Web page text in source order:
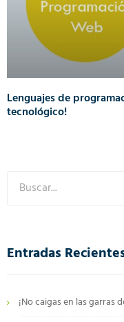
Lenguajes de
tecnológico!
Entradas
¡No caigas en las garras